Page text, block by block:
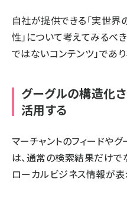
自社が提供できる「実世界
性」について考えてみるべき
ではないコンテンツ」であ
グーグルの構造化
活用する
マーチャントのフィードや
は、通常の検索結果だけで
ローカルビジネス情報が表